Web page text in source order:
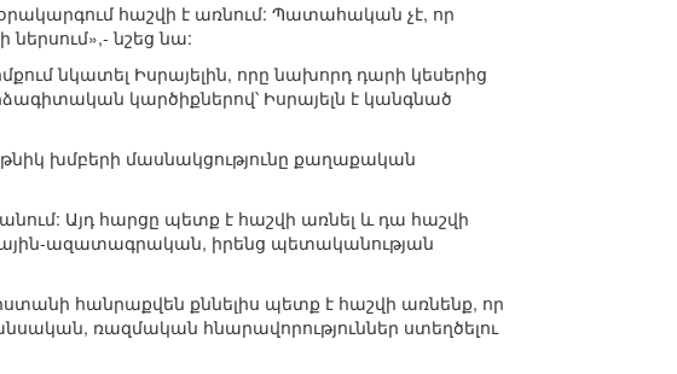
հաշվի է առնում: Պատահական չէ, որ
նշեց նա:
նկատել Իսրայելին, որը նախորդ դարի կեսերից
կարծիքներով՝ Իսրայելն է կանգնած
խմբերի մասնակցությունը քաղաքական
Այդ հարցը պետք է հաշվի առնել և դա հաշվի
ազատագրական, իրենց պետականության
հանրաքվեն քննելիս պետք է հաշվի առնենք, որ
ռազմական հնարավորություններ ստեղծելու